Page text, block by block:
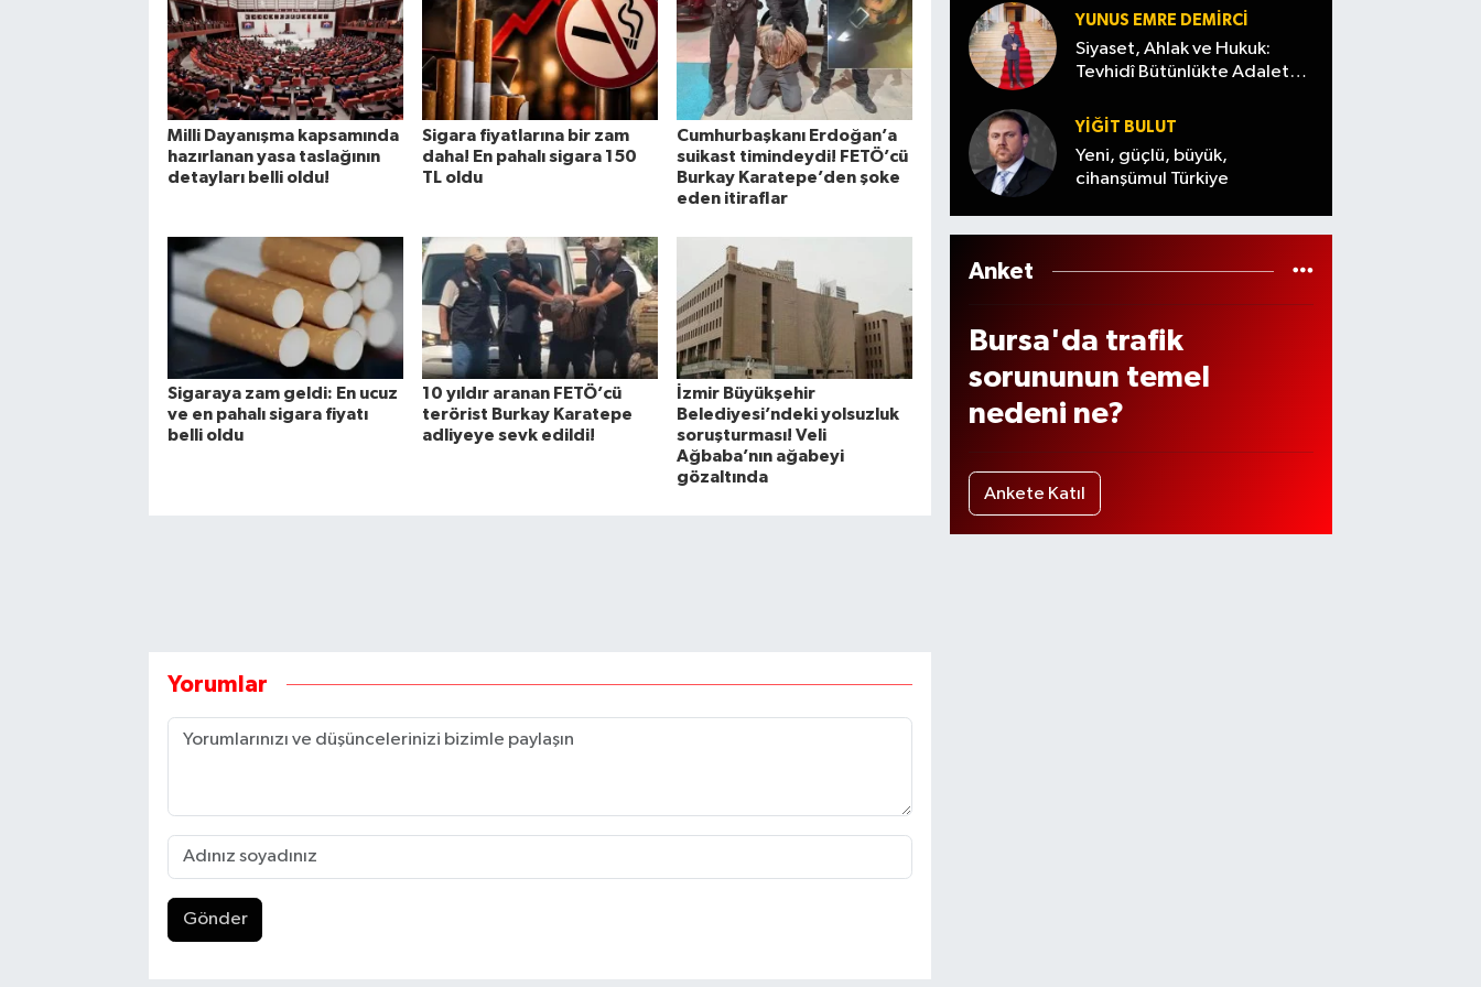
Milli Dayanışma kapsamında
hazırlanan yasa taslağının
detayları belli oldu!
Sigara fiyatlarına bir zam
daha! En pahalı sigara 150
TL oldu
Cumhurbaşkanı Erdoğan’a
suikast timindeydi! FETÖ’cü
Burkay Karatepe’den şoke
eden itiraflar
Sigaraya zam geldi: En ucuz
ve en pahalı sigara fiyatı
belli oldu
10 yıldır aranan FETÖ’cü
terörist Burkay Karatepe
adliyeye sevk edildi!
İzmir Büyükşehir
Belediyesi’ndeki yolsuzluk
soruşturması! Veli
Ağbaba’nın ağabeyi
gözaltında
Yorumlar
Gönder
andıla
r
os’ta
elektr
ikler
ne
zama
n
gelec
ek?
YUNUS EMRE DEMIRCI
Siyaset, Ahlak ve Hukuk:
Tevhidî Bütünlükte Adalet
YİĞİT BULUT
Yeni, güçlü, büyük,
cihanşümul Türkiye
Anket
Bursa'da trafik
sorununun temel
nedeni ne?
Ankete Katıl